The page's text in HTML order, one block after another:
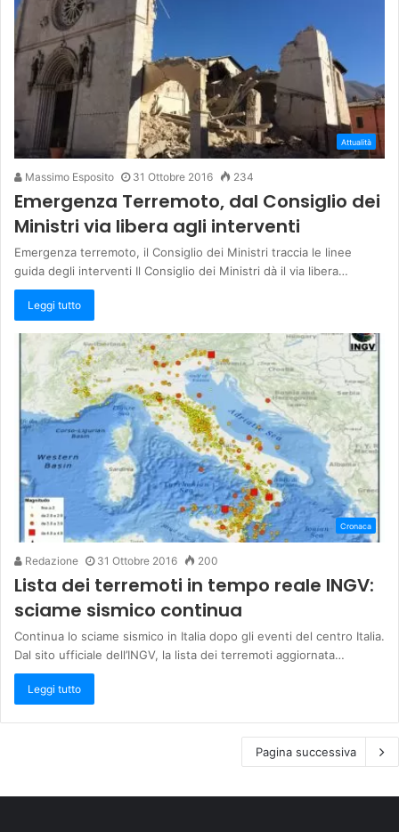
Attualità
Massimo Esposito 31 Ottobre 2016 234
Emergenza Terremoto, dal Consiglio dei
Ministri via libera agli interventi
Emergenza terremoto, il Consiglio dei Ministri traccia le linee
guida degli interventi Il Consiglio dei Ministri dà il via libera…
Leggi tutto
Cronaca
Redazione 31 Ottobre 2016 200
Lista dei terremoti in tempo reale INGV:
sciame sismico continua
Continua lo sciame sismico in Italia dopo gli eventi del centro Italia.
Dal sito ufficiale dell’INGV, la lista dei terremoti aggiornata…
Leggi tutto
Pagina successiva